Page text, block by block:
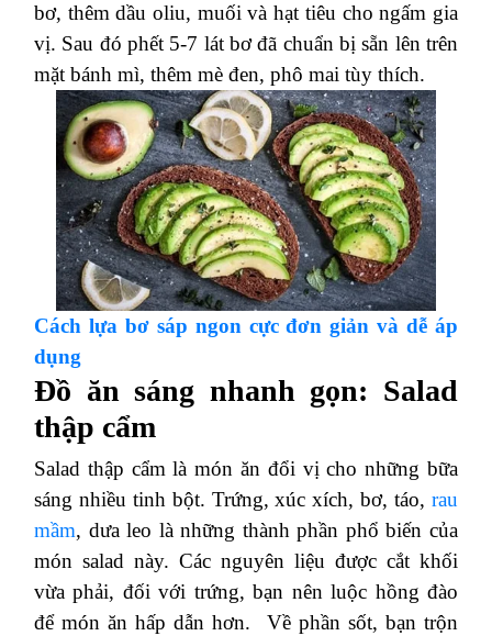
bơ, thêm dầu oliu, muối và hạt tiêu cho ngấm gia
vị. Sau đó phết 5-7 lát bơ đã chuẩn bị sẵn lên trên
mặt bánh mì, thêm mè đen, phô mai tùy thích.
Cách lựa bơ sáp ngon cực đơn giản và dễ áp
dụng
Đồ ăn sáng nhanh gọn: Salad
thập cẩm
Salad thập cẩm là món ăn đổi vị cho những bữa
sáng nhiều tinh bột. Trứng, xúc xích, bơ, táo, rau
mầm, dưa leo là những thành phần phổ biến của
món salad này. Các nguyên liệu được cắt khối
vừa phải, đối với trứng, bạn nên luộc hồng đào
để món ăn hấp dẫn hơn.
Về phần sốt, bạn trộn